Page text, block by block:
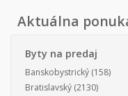
Aktuálna
Byty na predaj
Banskobystrický (158)
Bratislavský (2130)